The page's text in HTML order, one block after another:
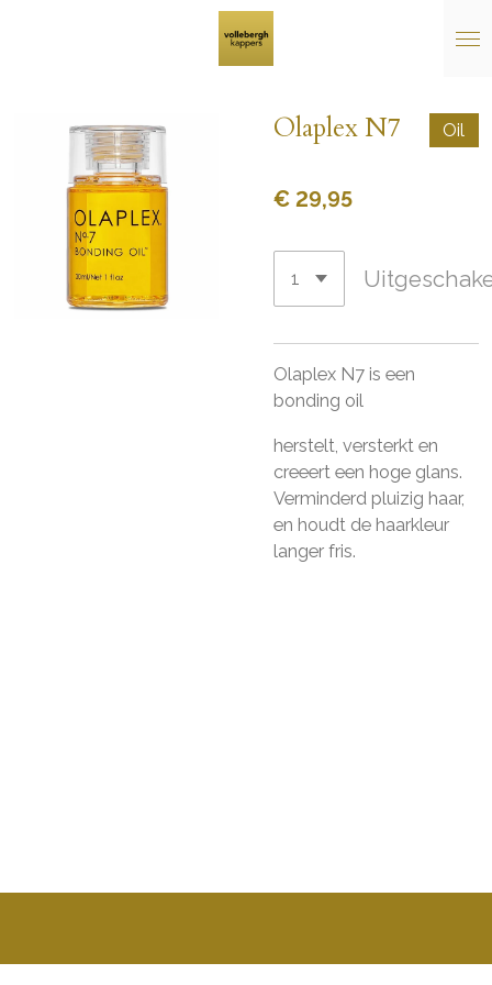
hoofdinhoud
Olaplex N7 Oil
€ 29,95
Olaplex N7 is een
bonding oil
herstelt, versterkt en
creeert een hoge glans.
Verminderd pluizig haar,
en houdt de haarkleur
langer fris.